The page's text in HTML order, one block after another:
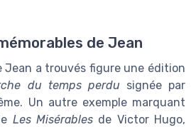
de Jean
Jean a trouvés figure une édition
du temps perdu signée par
Un autre exemple marquant
Les Misérablesde Victor Hugo,